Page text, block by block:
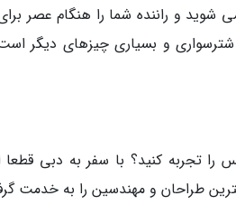
و راننده شما را هنگام عصر
و بسیاری چیزهای دیگر
را تجربه کنید؟ با سفر به دبی
طراحان و مهندسین را به خدمت